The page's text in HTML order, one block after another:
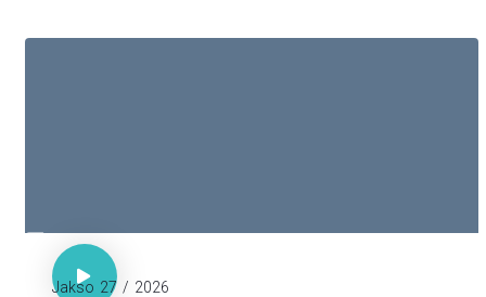
Luuk. 21:36

Jakso 27 / 2026